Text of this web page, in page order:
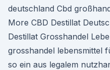
deutschland Cbd
More CBD Destillat
Destillat Grosshandel
grosshandel lebensmittel
so ein aus legalem